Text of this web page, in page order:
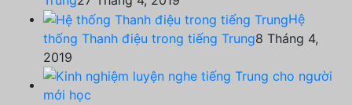
Hệ
thống Thanh điệu trong tiếng Trung8 Tháng 4,
2019